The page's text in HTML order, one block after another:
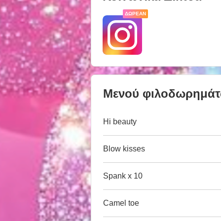
ΔΩΡΕΆΝ
Μενού
Hi beauty
Blow kisses
Spank x 10
Camel toe